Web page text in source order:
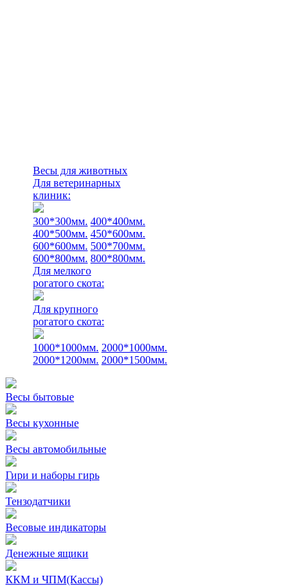
Весы для животных
Для ветеринарных
клиник:
300*300мм. 400*400мм.
400*500мм. 450*600мм.
600*600мм. 500*700мм.
600*800мм. 800*800мм.
Для мелкого
рогатого скота:
Для крупного
рогатого скота:
1000*1000мм. 2000*1000мм.
2000*1200мм. 2000*1500мм.
Весы бытовые
Весы кухонные
Весы автомобильные
Гири и наборы гирь
Тензодатчики
Весовые индикаторы
Денежные ящики
ККМ и ЧПМ(Кассы)